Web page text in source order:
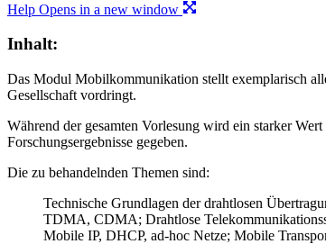
Help Opens in a new window
Inhalt:
Das Modul Mobilkommunikation stellt exemplarisch
Gesellschaft vordringt.
Während der gesamten Vorlesung wird ein starker
Forschungsergebnisse gegeben.
Die zu behandelnden Themen sind:
Technische Grundlagen der drahtlosen
TDMA, CDMA; Drahtlose
Mobile IP, DHCP, ad-hoc Netze; Mobile